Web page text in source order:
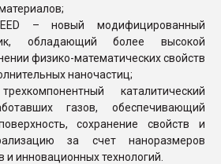
– новый модифицированный
обладающий более высокой
физико-математических свойств
наночастиц;
каталитический
газов, обеспечивающий
сохранение свойств и
за счет наноразмеров
и инновационных технологий.